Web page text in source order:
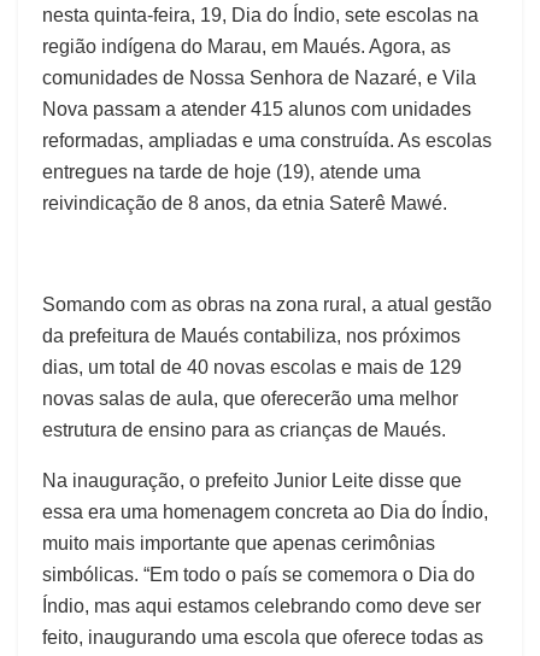
nesta quinta-feira, 19, Dia do Índio, sete escolas na
região indígena do Marau, em Maués. Agora, as
comunidades de Nossa Senhora de Nazaré, e Vila
Nova passam a atender 415 alunos com unidades
reformadas, ampliadas e uma construída. As escolas
entregues na tarde de hoje (19), atende uma
reivindicação de 8 anos, da etnia Saterê Mawé.
Somando com as obras na zona rural, a atual gestão
da prefeitura de Maués contabiliza, nos próximos
dias, um total de 40 novas escolas e mais de 129
novas salas de aula, que oferecerão uma melhor
estrutura de ensino para as crianças de Maués.
Na inauguração, o prefeito Junior Leite disse que
essa era uma homenagem concreta ao Dia do Índio,
muito mais importante que apenas cerimônias
simbólicas. “Em todo o país se comemora o Dia do
Índio, mas aqui estamos celebrando como deve ser
feito, inaugurando uma escola que oferece todas as